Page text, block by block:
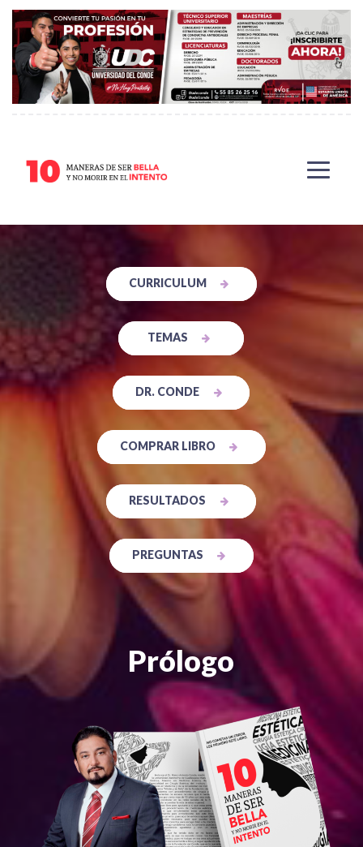
CURRICULUM
TEMAS
DR. CONDE
COMPRAR LIBRO
RESULTADOS
PREGUNTAS
Prólogo